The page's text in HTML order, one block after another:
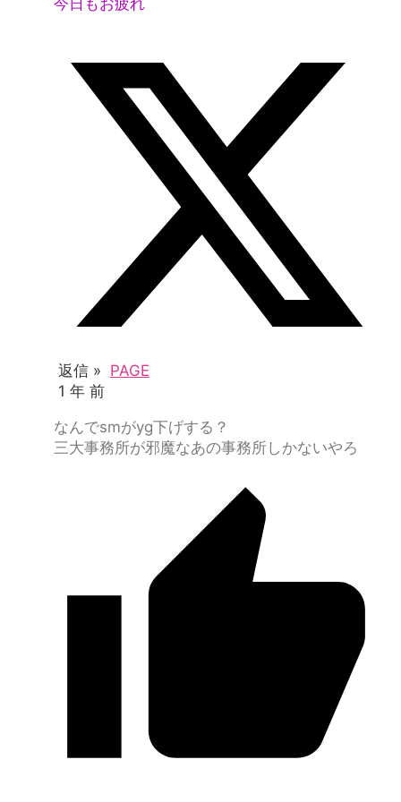
返信 » PAGE
1 年 前
なんでsmがyg下げする？
三大事務所が邪魔なあの事務所しかないやろ